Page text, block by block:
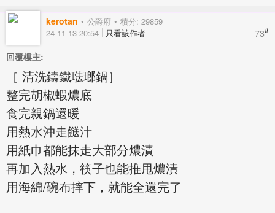
kerotan 公爵府 積分: 29859
73#
24-11-13 20:54 只看該作者
回覆樓主:
［ 清洗鑄鐵琺瑯鍋］
整完胡椒蝦燶底
食完親鍋還暖
用熱水沖走餸汁
用紙巾都能抹走大部分燶漬
再加入熱水，筷子也能推甩燶漬
用海綿/碗布摔下，就能全還完了